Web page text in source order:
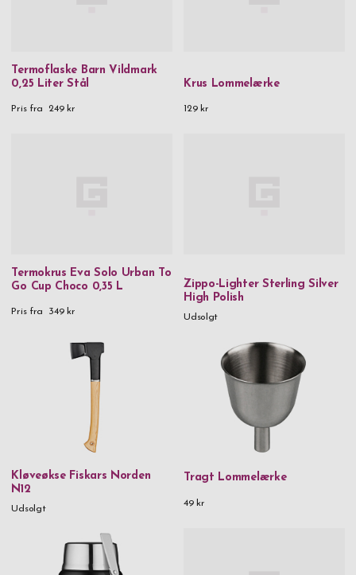
Termoflaske Barn Vildmark
0,25 Liter Stål
Pris fra 249 kr
Krus Lommelærke
129 kr
Termokrus Eva Solo Urban To
Go Cup Choco 0,35 L
Pris fra 349 kr
Zippo-Lighter Sterling Silver
High Polish
Udsolgt
Kløveøkse Fiskars Norden
N12
Udsolgt
Tragt Lommelærke
49 kr